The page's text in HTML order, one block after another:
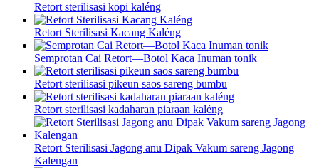
Retort sterilisasi kopi kaléng
Retort Sterilisasi Kacang Kaléng
Semprotan Cai Retort—Botol Kaca Inuman tonik
Retort sterilisasi pikeun saos sareng bumbu
Retort sterilisasi kadaharan piaraan kaléng
Retort Sterilisasi Jagong anu Dipak Vakum sareng Jagong
Kalengan